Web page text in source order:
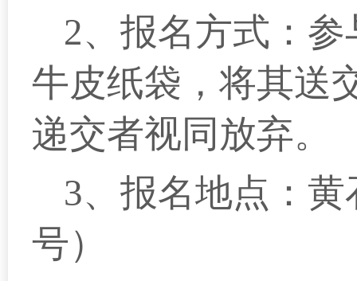
2、报名方式：
牛皮纸袋，将其送
递交者视同放弃。
3、报名地点：
号）